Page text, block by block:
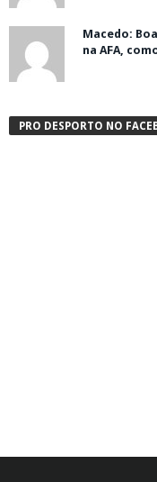
Macedo:
na AFA,
PRO DESPORTO NO